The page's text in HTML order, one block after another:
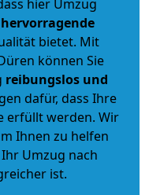
hier Umzug
hervorragende
bietet. Mit
können Sie
reibungslos und
dafür, dass Ihre
erfüllt werden. Wir
Ihnen zu helfen
Umzug nach
ist.